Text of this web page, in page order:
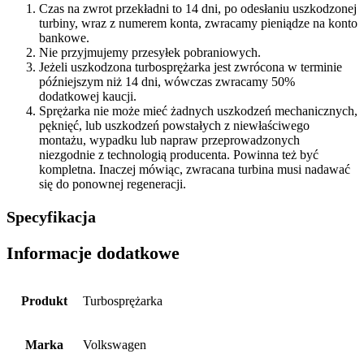
Czas na zwrot przekładni to 14 dni, po odesłaniu uszkodzonej
turbiny, wraz z numerem konta, zwracamy pieniądze na konto
bankowe.
Nie przyjmujemy przesyłek pobraniowych.
Jeżeli uszkodzona turbosprężarka jest zwrócona w terminie
późniejszym niż 14 dni, wówczas zwracamy 50%
dodatkowej kaucji.
Sprężarka nie może mieć żadnych uszkodzeń mechanicznych,
pęknięć, lub uszkodzeń powstałych z niewłaściwego
montażu, wypadku lub napraw przeprowadzonych
niezgodnie z technologią producenta. Powinna też być
kompletna. Inaczej mówiąc, zwracana turbina musi nadawać
się do ponownej regeneracji.
Specyfikacja
Informacje dodatkowe
Produkt Turbosprężarka
Marka Volkswagen